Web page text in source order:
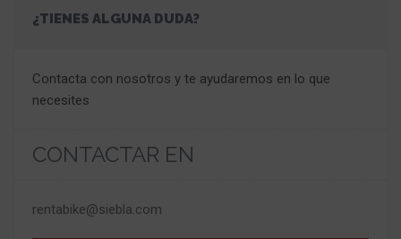
¿TIENES ALGUNA DUDA?
Contacta con nosotros y te ayudaremos en lo que
necesites
CONTACTAR EN
rentabike@siebla.com